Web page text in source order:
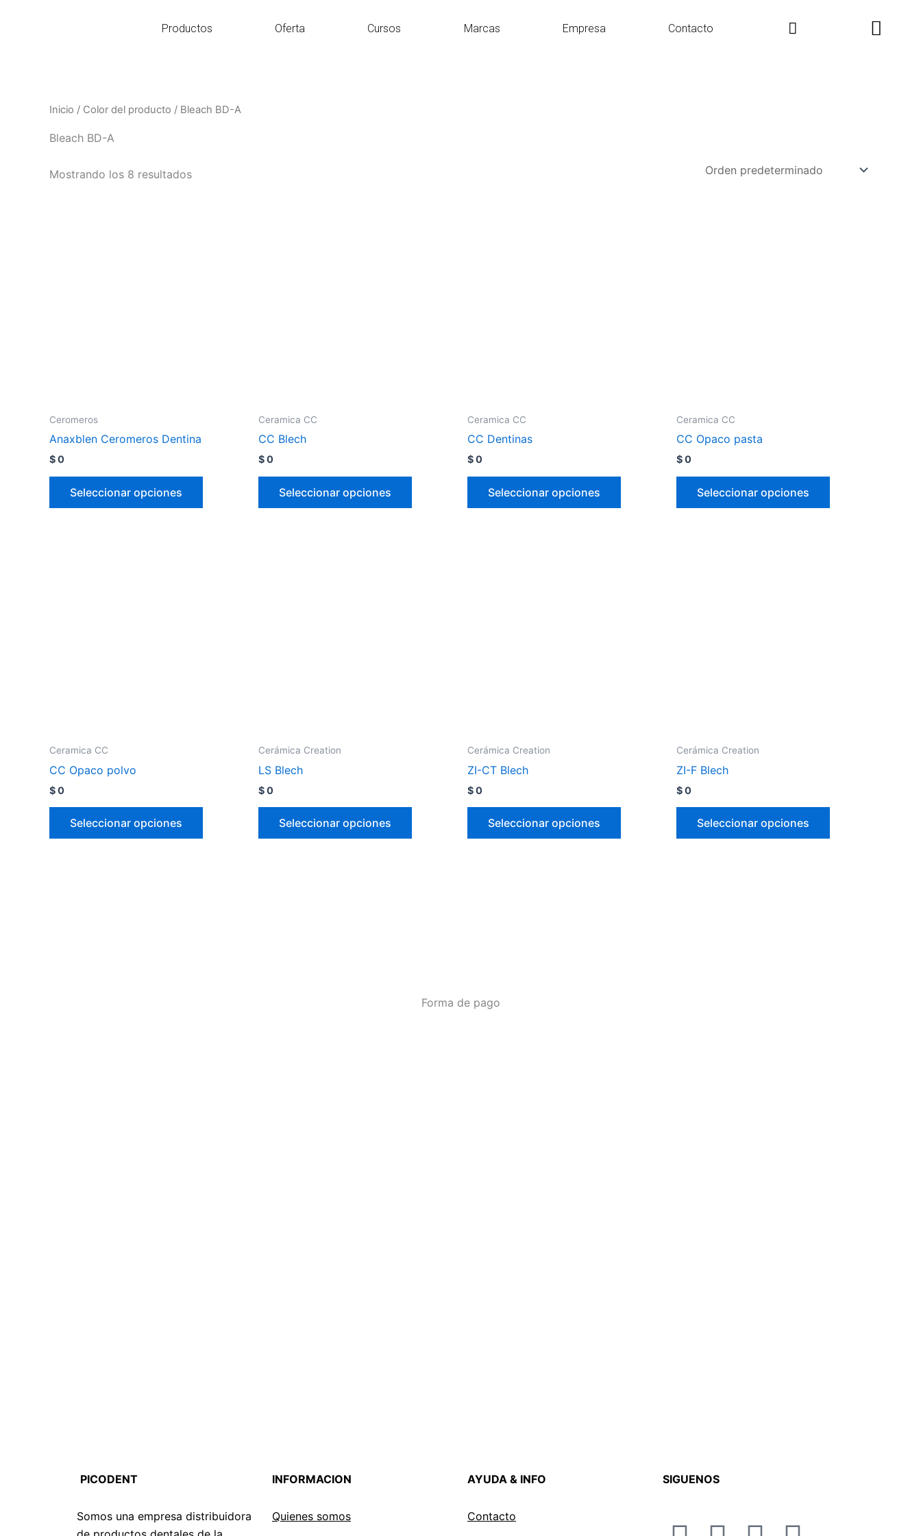
Productos Oferta Cursos Marcas Empresa Contacto Search
Inicio / Color del producto / Bleach BD-A
Bleach BD-A
Mostrando los 8 resultados
Ceromeros
Anaxblen Ceromeros Dentina
$0
Seleccionar opciones
Ceramica CC
CC Blech
$0
Seleccionar opciones
Ceramica CC
CC Dentinas
$0
Seleccionar opciones
Ceramica CC
CC Opaco pasta
$0
Seleccionar opciones
Ceramica CC
CC Opaco polvo
$0
Seleccionar opciones
Cerámica Creation
LS Blech
$0
Seleccionar opciones
Cerámica Creation
ZI-CT Blech
$0
Seleccionar opciones
Cerámica Creation
ZI-F Blech
$0
Seleccionar opciones
Forma de pago
PICODENT
Somos una empresa distribuidora
INFORMACION
Quienes somos
AYUDA & INFO
Contacto
SIGUENOS